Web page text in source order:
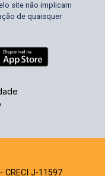
site não implicam
de quaisquer
J-11597